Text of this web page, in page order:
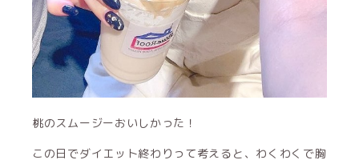
桃のスムージーおいしかった！
この日でダイエット終わりって考えると、わくわくで胸